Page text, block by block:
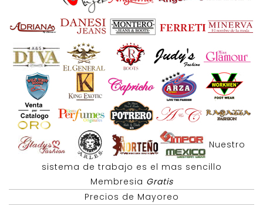
Nuestro
sistema de trabajo es el mas sencillo
Membresia Gratis
Precios de Mayoreo